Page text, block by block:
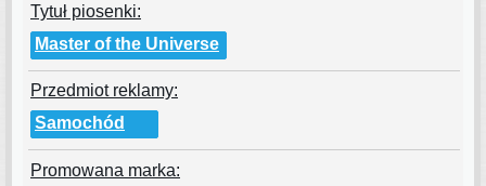
Tytuł piosenki:
Master of the Universe
Przedmiot reklamy:
Samochód
Promowana marka: